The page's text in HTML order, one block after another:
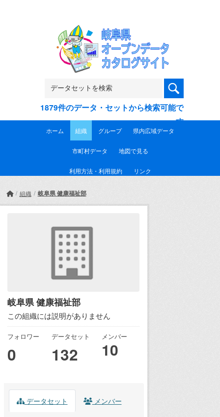
1879件のデータ・セットから検索可能で
す
ホーム 組織 グループ 県内広域データ
市町村データ 地図で見る
利用方法・利用規約 リンク
組織 岐阜県 健康福祉部
岐阜県 健康福祉部
この組織には説明がありません
フォロワー
0
データセット
132
メンバー
10
データセット メンバー